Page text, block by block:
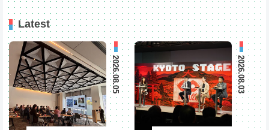
Latest
2026.08.05 2026.08.03